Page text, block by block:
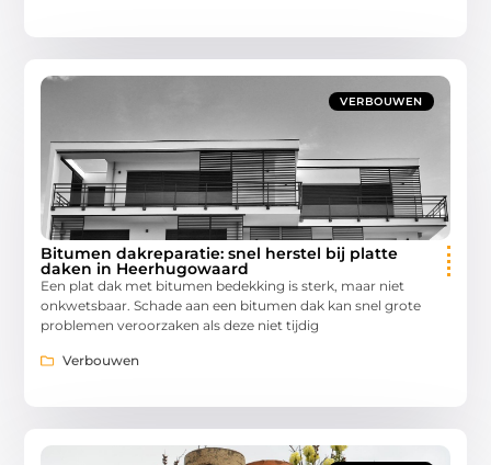
VERBOUWEN
Bitumen dakreparatie: snel herstel bij platte
daken in Heerhugowaard
Een plat dak met bitumen bedekking is sterk, maar niet
onkwetsbaar. Schade aan een bitumen dak kan snel grote
problemen veroorzaken als deze niet tijdig
Verbouwen